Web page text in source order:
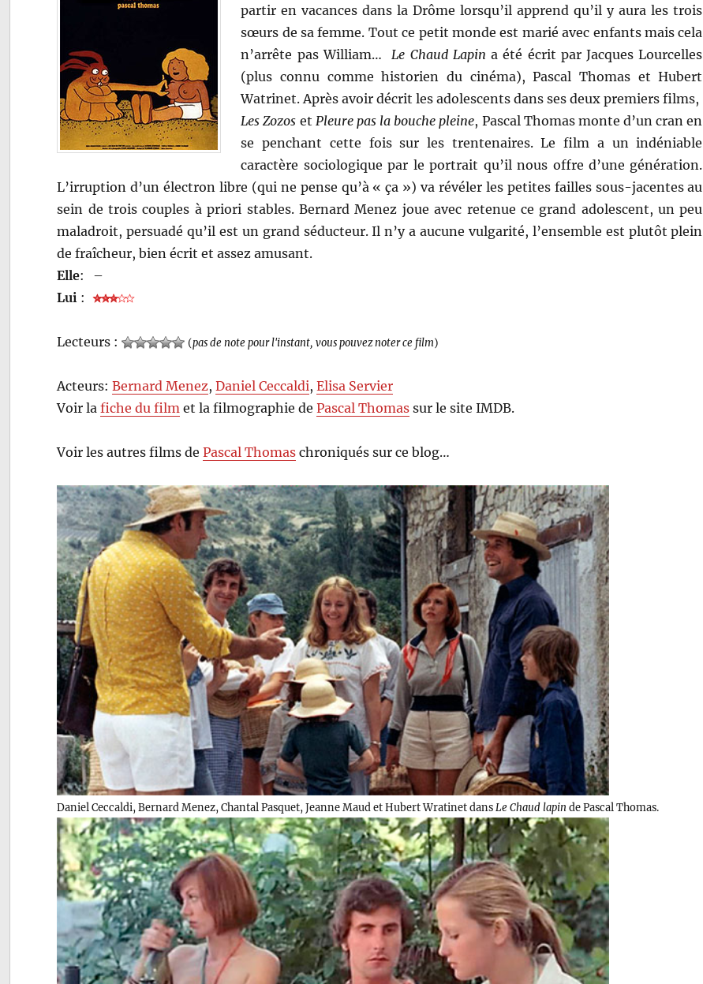
partir en vacances dans la Drôme lorsqu’il apprend qu’il y aura les trois
sœurs de sa femme. Tout ce petit monde est marié avec enfants mais cela
n’arrête pas William… Le Chaud Lapin a été écrit par Jacques Lourcelles
(plus connu comme historien du cinéma), Pascal Thomas et Hubert
Watrinet. Après avoir décrit les adolescents dans ses deux premiers films,
Les Zozos et Pleure pas la bouche pleine, Pascal Thomas monte d’un cran en
se penchant cette fois sur les trentenaires. Le film a un indéniable
caractère sociologique par le portrait qu’il nous offre d’une génération.
L’irruption d’un électron libre (qui ne pense qu’à « ça ») va révéler les petites failles sous-jacentes au
sein de trois couples à priori stables. Bernard Menez joue avec retenue ce grand adolescent, un peu
maladroit, persuadé qu’il est un grand séducteur. Il n’y a aucune vulgarité, l’ensemble est plutôt plein
de fraîcheur, bien écrit et assez amusant.
Elle:
–
Lui :
Lecteurs : (pas de note pour l'instant, vous pouvez noter ce film)
Acteurs:Bernard Menez,Daniel Ceccaldi,Elisa Servier
Voir lafiche du film et la filmographie dePascal Thomas sur le site IMDB.
Voir les autres films dePascal Thomas chroniqués sur ce blog…
Daniel Ceccaldi, Bernard Menez, Chantal Pasquet, Jeanne Maud et Hubert Wratinet dansLe Chaud lapin de Pascal Thomas.